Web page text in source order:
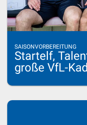
SAISONVORBEREITUNG
Startelf,
große VfL-